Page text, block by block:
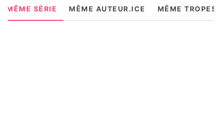
MÊME SÉRIE MÊME AUTEUR.ICE MÊME TROPES